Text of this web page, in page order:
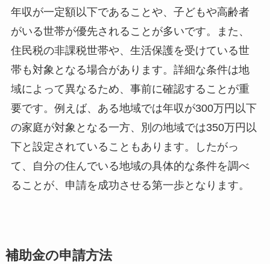
年収が一定額以下であることや、子どもや高齢者
がいる世帯が優先されることが多いです。また、
住民税の非課税世帯や、生活保護を受けている世
帯も対象となる場合があります。詳細な条件は地
域によって異なるため、事前に確認することが重
要です。例えば、ある地域では年収が300万円以下
の家庭が対象となる一方、別の地域では350万円以
下と設定されていることもあります。したがっ
て、自分の住んでいる地域の具体的な条件を調べ
ることが、申請を成功させる第一歩となります。
補助金の申請方法